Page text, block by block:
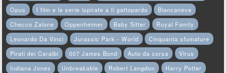
Opus
I film e le serie ispirate a Il gattopardo
Biancaneve
Checco Zalone
Oppenheimer Baby Sitter
Royal Family
Leonardo Da Vinci
Jurassic Park - World
Cinquanta sfumature
Pirati dei Caraibi
007 James Bond Auto da corsa
Virus
Indiana Jones
Unbreakable Robert Langdon
Harry Potter